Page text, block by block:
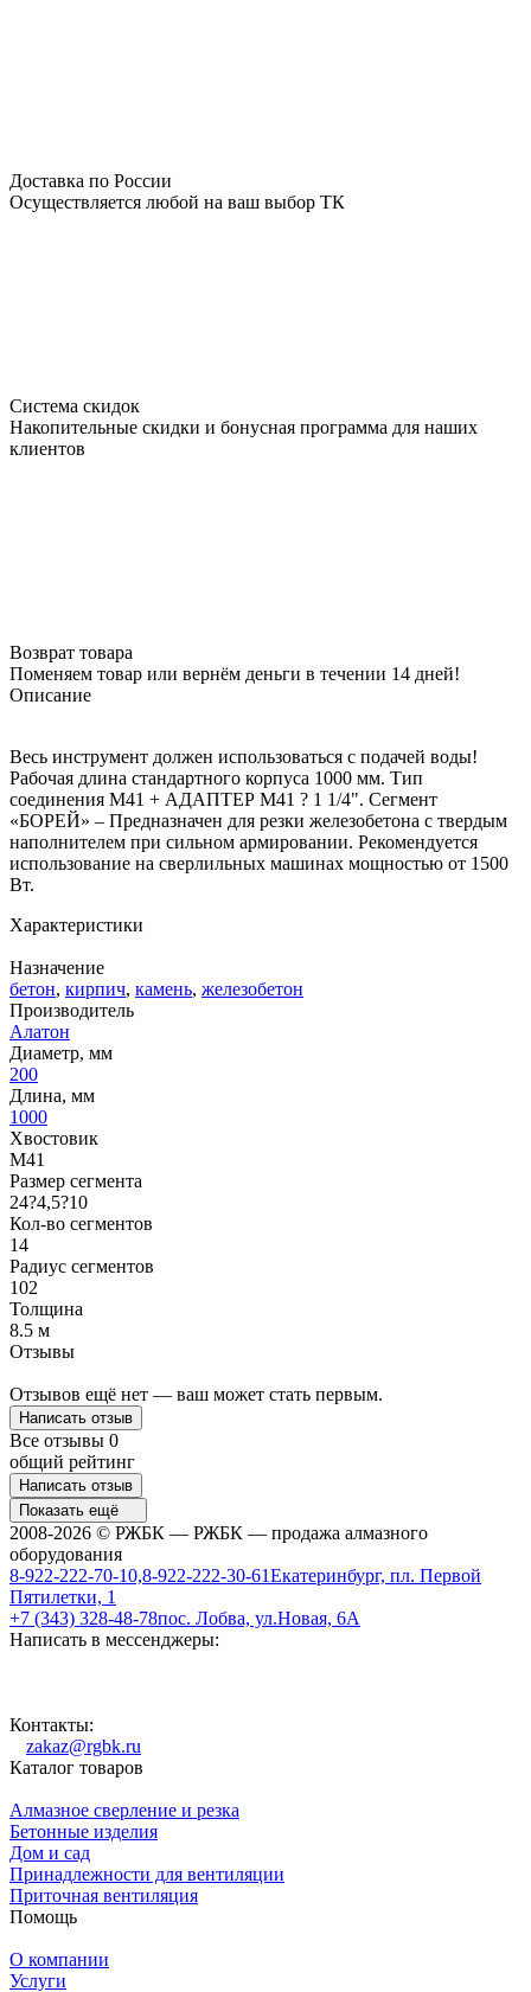
Доставка по России
Осуществляется любой на ваш выбор ТК
Система скидок
Накопительные скидки и бонусная программа для наших
клиентов
Возврат товара
Поменяем товар или вернём деньги в течении 14 дней!
Описание
Весь инструмент должен использоваться с подачей воды!
Рабочая длина стандартного корпуса 1000 мм. Тип
соединения М41 + АДАПТЕР М41 ? 1 1/4". Сегмент
«БОРЕЙ» – Предназначен для резки железобетона с твердым
наполнителем при сильном армировании. Рекомендуется
использование на сверлильных машинах мощностью от 1500
Вт.
Характеристики
Назначение
бетон, кирпич, камень, железобетон
Производитель
Алатон
Диаметр, мм
200
Длина, мм
1000
Хвостовик
M41
Размер сегмента
24?4,5?10
Кол-во сегментов
14
Радиус сегментов
102
Толщина
8.5 м
Отзывы
Отзывов ещё нет — ваш может стать первым.
Написать отзыв
Все отзывы 0
общий рейтинг
Написать отзыв
Показать ещё
2008-2026 © РЖБК — РЖБК — продажа алмазного
оборудования
8-922-222-70-10,8-922-222-30-61Екатеринбург, пл. Первой
Пятилетки, 1
+7 (343) 328-48-78пос. Лобва, ул.Новая, 6А
Написать в мессенджеры:
Контакты:
zakaz@rgbk.ru
Каталог товаров
Алмазное сверление и резка
Бетонные изделия
Дом и сад
Принадлежности для вентиляции
Приточная вентиляция
Помощь
О компании
Услуги